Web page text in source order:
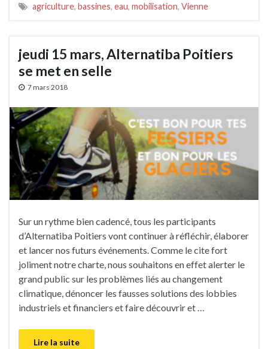
agriculture, bassines, eau, mobilisation, Vienne
jeudi 15 mars, Alternatiba Poitiers
se met en selle
7 mars 2018
Sur un rythme bien cadencé, tous les participants
d’Alternatiba Poitiers vont continuer à réfléchir, élaborer
et lancer nos futurs événements. Comme le cite fort
joliment notre charte, nous souhaitons en effet alerter le
grand public sur les problèmes liés au changement
climatique, dénoncer les fausses solutions des lobbies
industriels et financiers et faire découvrir et …
Lire la suite